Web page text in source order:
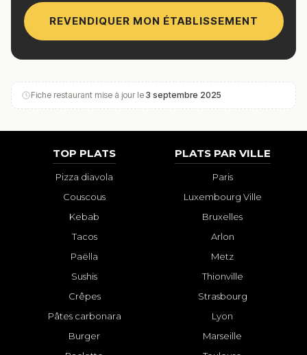
REVENDIQUER MON ÉTABLISSEMENT
Fiche restaurant mise à jour le 3 septembre 2025
TOP PLATS
Pizza diavola
Couscous
Kebab
Tacos
Paëlla
Sushis
Crêpes
Pâtes carbonara
Burger
PLATS PAR VILLE
Paris
Luxembourg Ville
Bruxelles
Arlon
Metz
Thionville
Strasbourg
Lyon
Marseille